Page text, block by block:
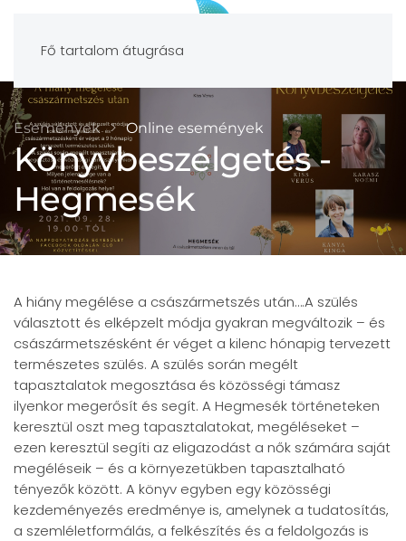
Fő tartalom átugrása
Események Online események
Könyvbeszélgetés -
Hegmesék
A hiány megélése a császármetszés után….A szülés
választott és elképzelt módja gyakran megváltozik – és
császármetszésként ér véget a kilenc hónapig tervezett
természetes szülés. A szülés során megélt
tapasztalatok megosztása és közösségi támasz
ilyenkor megerősít és segít. A Hegmesék történeteken
keresztül oszt meg tapasztalatokat, megéléseket –
ezen keresztül segíti az eligazodást a nők számára saját
megéléseik – és a környezetükben tapasztalható
tényezők között. A könyv egyben egy közösségi
kezdeményezés eredménye is, amelynek a tudatosítás,
a szemléletformálás, a felkészítés és a feldolgozás is